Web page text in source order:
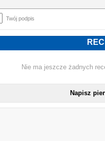
Twój podpis
Nie ma jeszcze żadnych
Napisz